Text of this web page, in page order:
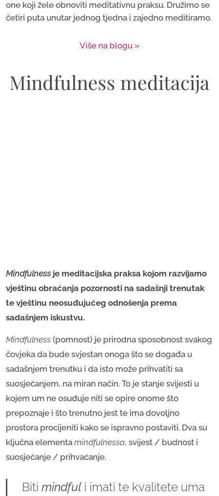
one koji žele obnoviti meditativnu praksu. Družimo se
četiri puta unutar jednog tjedna i zajedno meditiramo.
Više na blogu »
Mindfulness meditacija
Mindfulnessje meditacijska praksa kojom razvijamo
vještinu obraćanja pozornosti na sadašnji trenutak
te vještinu neosuđujućeg odnošenja prema
sadašnjem iskustvu.
Mindfulness (pomnost) je prirodna sposobnost svakog
čovjeka da bude svjestan onoga što se događa u
sadašnjem trenutku i da isto može prihvatiti sa
suosjećanjem, na miran način. To je stanje svijesti u
kojem um ne osuđuje niti se opire onome što
prepoznaje i što trenutno jest te ima dovoljno
prostora procijeniti kako se ispravno postaviti. Dva su
ključna elementa mindfulnessa, svijest / budnost i
suosjećanje / prihvaćanje.
Biti mindful i imati te kvalitete uma